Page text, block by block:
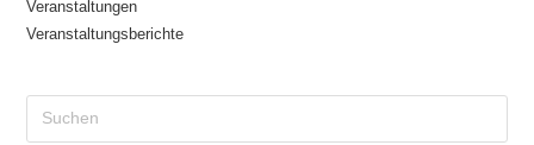
Veranstaltungen
Veranstaltungsberichte